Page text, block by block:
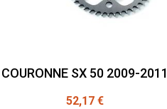
COURONNE SX 50 2009-2011
52,17 €